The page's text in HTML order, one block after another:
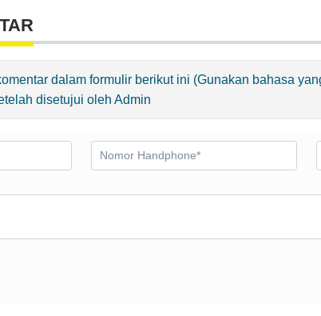
dalam formulir berikut ini (Gunakan bahasa
disetujui oleh Admin